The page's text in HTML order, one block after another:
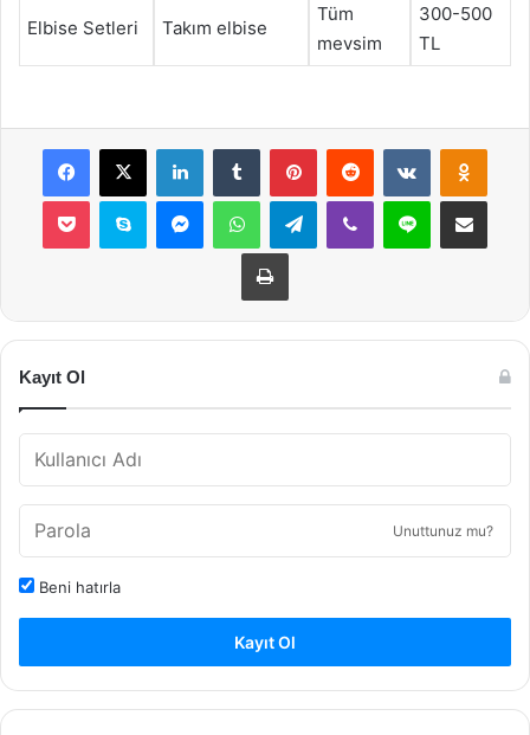
Elbise Setleri Takım elbise
Tüm
mevsim
300-500
TL
Facebook
X LinkedInTumblr PinterestReddit VKontakte
Pocket Skype MessengerWhatsAppTelegramViber Line E-Posta ile
Yazdır
Kayıt Ol
Unuttunuz mu?
Beni hatırla
Kayıt Ol